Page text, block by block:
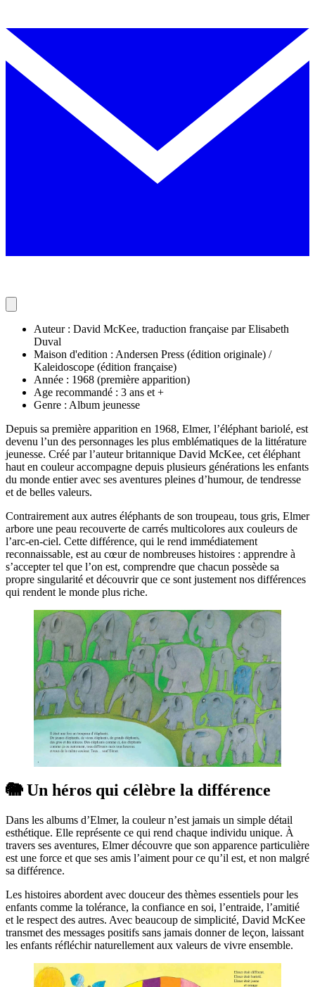
Auteur : David McKee, traduction française par Elisabeth
Duval
Maison d'edition : Andersen Press (édition originale) /
Kaleidoscope (édition française)
Année : 1968 (première apparition)
Age recommandé : 3 ans et +
Genre : Album jeunesse
Depuis sa première apparition en 1968, Elmer, l’éléphant bariolé, est
devenu l’un des personnages les plus emblématiques de la littérature
jeunesse. Créé par l’auteur britannique David McKee, cet éléphant
haut en couleur accompagne depuis plusieurs générations les enfants
du monde entier avec ses aventures pleines d’humour, de tendresse
et de belles valeurs.
Contrairement aux autres éléphants de son troupeau, tous gris, Elmer
arbore une peau recouverte de carrés multicolores aux couleurs de
l’arc-en-ciel. Cette différence, qui le rend immédiatement
reconnaissable, est au cœur de nombreuses histoires : apprendre à
s’accepter tel que l’on est, comprendre que chacun possède sa
propre singularité et découvrir que ce sont justement nos différences
qui rendent le monde plus riche.
🐘 Un héros qui célèbre la différence
Dans les albums d’Elmer, la couleur n’est jamais un simple détail
esthétique. Elle représente ce qui rend chaque individu unique. À
travers ses aventures, Elmer découvre que son apparence particulière
est une force et que ses amis l’aiment pour ce qu’il est, et non malgré
sa différence.
Les histoires abordent avec douceur des thèmes essentiels pour les
enfants comme la tolérance, la confiance en soi, l’entraide, l’amitié
et le respect des autres. Avec beaucoup de simplicité, David McKee
transmet des messages positifs sans jamais donner de leçon, laissant
les enfants réfléchir naturellement aux valeurs de vivre ensemble.